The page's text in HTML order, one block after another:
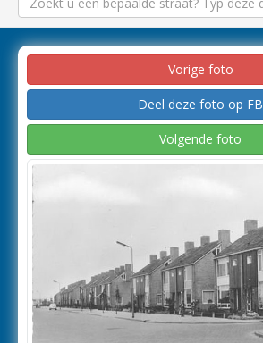
Vorige foto
Deel deze foto op FB
Volgende foto